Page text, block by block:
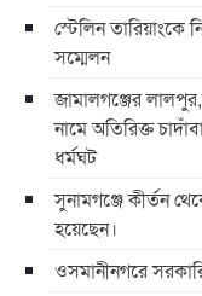
স্টেলিন তারিয়াংকে
সম্মেলন
জামালগঞ্জের
নামে অতিরিক্ত
ধর্মঘট
সুনামগঞ্জে কীর্তন
হয়েছেন।
ওসমানীনগরে